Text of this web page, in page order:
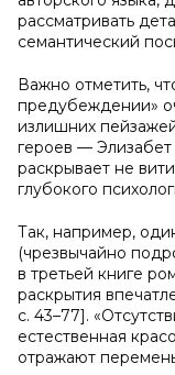
рассматривать
семантический
Важно отметить,
предубеждении»
излишних
героев —
раскрывает не
глубокого
Так, например,
(чрезвычайно
в третьей книге
раскрытия
с. 43–77].
естественная
отражают